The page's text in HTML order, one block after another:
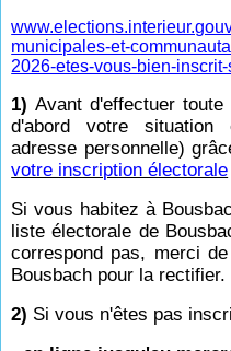
municipales-et-
2026-etes-vous-bien-
1)Avant d'effectuer
d'abord votre situation
adresse personnelle)
votre inscription électorale
Si vous habitez à
liste électorale de
correspond pas, merci
Bousbach pour la rectifier.
2) Si vous n'êtes pas